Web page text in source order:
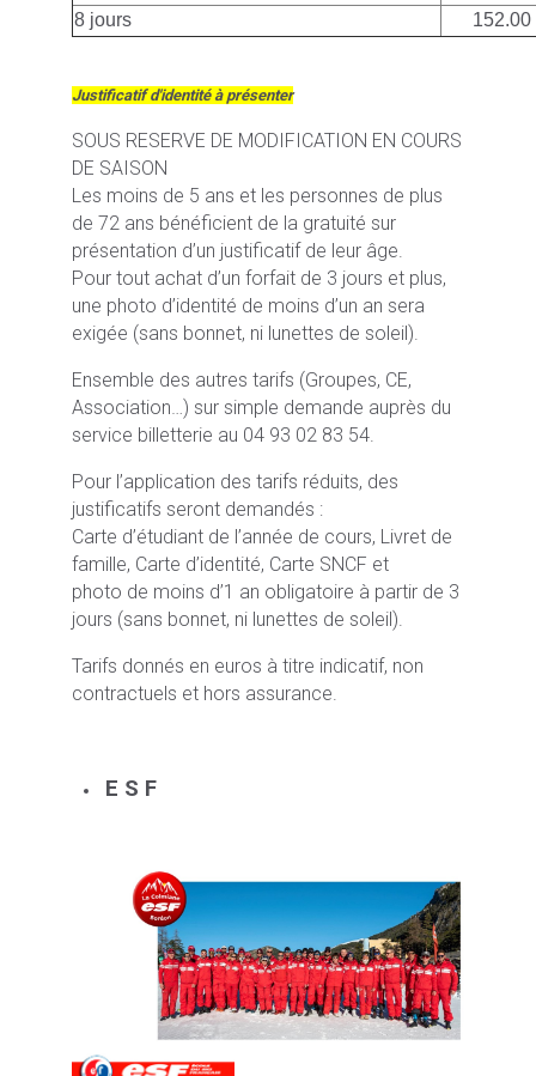
8 jours
152.00
Justificatif d'identité à présenter
SOUS RESERVE DE MODIFICATION EN COURS
DE SAISON
Les moins de 5 ans et les personnes de plus
de 72 ans bénéficient de la gratuité sur
présentation d’un justificatif de leur âge.
Pour tout achat d’un forfait de 3 jours et plus,
une photo d’identité de moins d’un an sera
exigée (sans bonnet, ni lunettes de soleil).
Ensemble des autres tarifs (Groupes, CE,
Association…) sur simple demande auprès du
service billetterie au 04 93 02 83 54.
Pour l’application des tarifs réduits, des
justificatifs seront demandés :
Carte d’étudiant de l’année de cours, Livret de
famille, Carte d’identité, Carte SNCF et
photo de moins d’1 an obligatoire à partir de 3
jours (sans bonnet, ni lunettes de soleil).
Tarifs donnés en euros à titre indicatif, non
contractuels et hors assurance.
E S F